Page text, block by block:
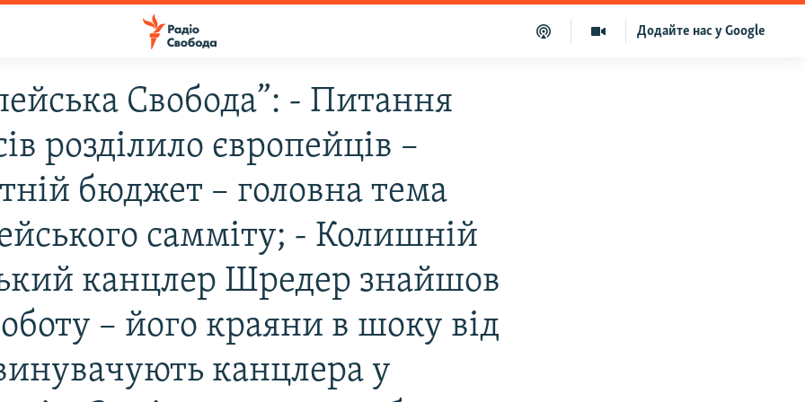
Додайте нас у Google
Свобода”: - Питання
розділило європейців –
бюджет – головна тема
самміту; - Колишній
канцлер Шредер знайшов
– його краяни в шоку від
канцлера у